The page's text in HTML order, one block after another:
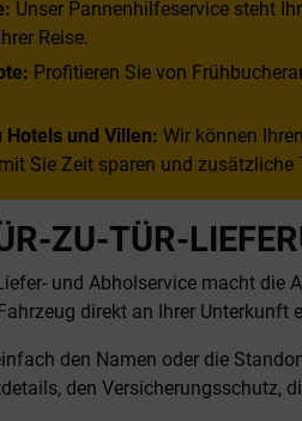
Unser Pannenhilfeservice steht
Reise.
Profitieren Sie von
und Villen: Wir können
Sie Zeit sparen und zusätzliche
ZU-TÜR-
und Abholservice macht
direkt an Ihrer Unterkunft
den Namen oder die
den Versicherungsschutz,